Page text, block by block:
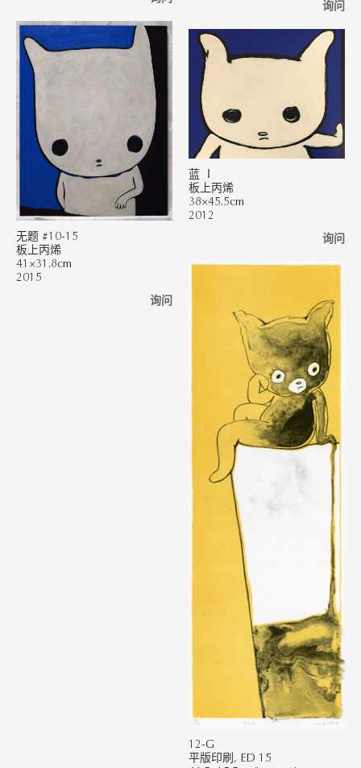
询问
无题 #10-15
板上丙烯
41×31.8cm
2015
询问
蓝 Ⅰ
板上丙烯
38×45.5cm
2012
询问
12-G
平版印刷, ED 15